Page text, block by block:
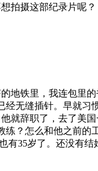
拍摄这部纪录片呢？
地铁里，我连包里
无缝插针。早就
就辞职了，去了美
？怎么和他之前
有35岁了。还没